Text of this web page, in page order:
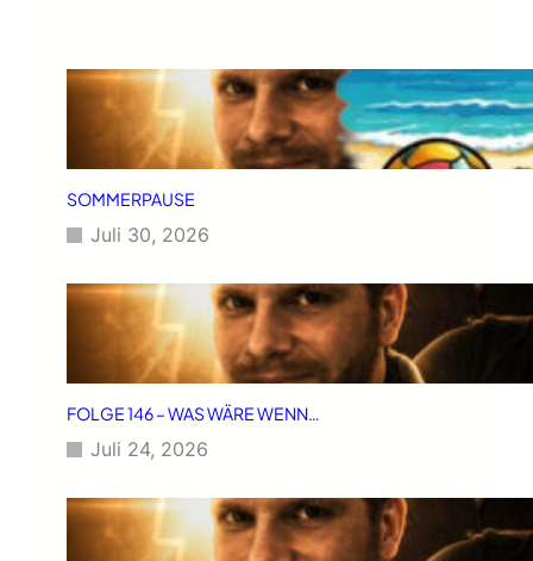
SOMMERPAUSE
Juli 30, 2026
FOLGE 146 – WAS WÄRE WENN…
Juli 24, 2026